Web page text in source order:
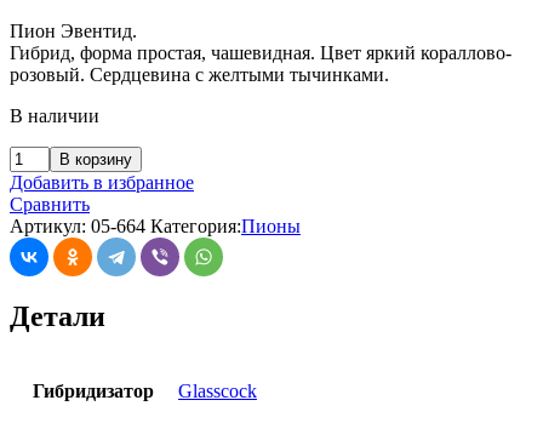
Пион Эвентид.
Гибрид, форма простая, чашевидная. Цвет яркий кораллово-
розовый. Сердцевина с желтыми тычинками.
В наличии
В корзину
Добавить в избранное
Сравнить
Артикул: 05-664 Категория:Пионы
Детали
Гибридизатор Glasscock